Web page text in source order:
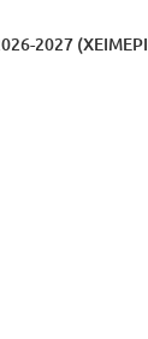
2027